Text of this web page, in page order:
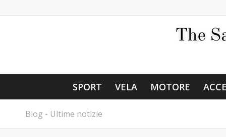
SPORT VELA MOTORE
Blog - Ultime notizie